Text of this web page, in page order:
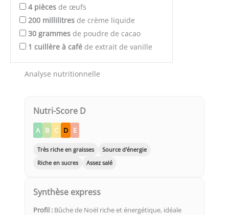
4 pièces de œufs
200 millilitres de crème liquide
30 grammes de poudre de cacao
1 cuillère à café de extrait de vanille
Analyse nutritionnelle
Nutri-Score D
A B C D E
Très riche en graisses
Source d'énergie
Riche en sucres
Assez salé
Synthèse express
Profil : Bûche de Noël riche et énergétique, idéale